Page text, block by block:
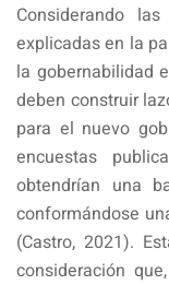
Considerando
explicadas en la
la gobernabilidad
deben construir
para el nuevo
encuestas
obtendrían una
conformándose
(Castro, 2021).
consideración